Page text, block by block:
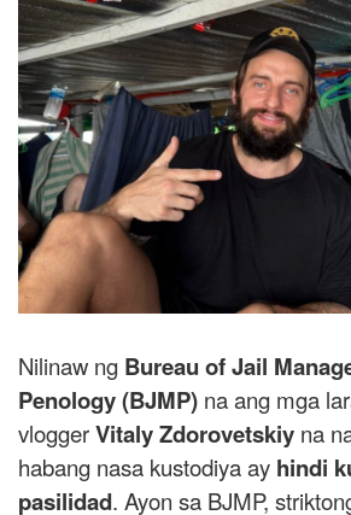
Nilinaw ng Bureau of Jail
Penology (BJMP) na ang mga
vloggerVitaly Zdorovetskiy na
habang nasa kustodiya ay hindi
pasilidad. Ayon sa BJMP,